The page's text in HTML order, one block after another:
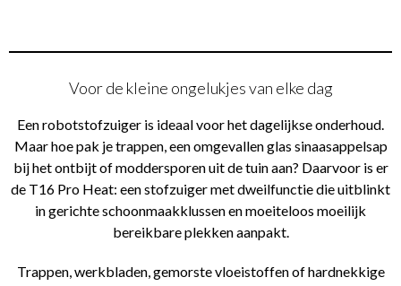
Voor de kleine ongelukjes van elke dag
Een robotstofzuiger is ideaal voor het dagelijkse onderhoud.
Maar hoe pak je trappen, een omgevallen glas sinaasappelsap
bij het ontbijt of moddersporen uit de tuin aan? Daarvoor is er
de T16 Pro Heat: een stofzuiger met dweilfunctie die uitblinkt
in gerichte schoonmaakklussen en moeiteloos moeilijk
bereikbare plekken aanpakt.
Trappen, werkbladen, gemorste vloeistoffen of hardnekkige